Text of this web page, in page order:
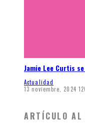
Jamie Lee Curtis
Actualidad
13 noviembre, 2024
ARTÍCULO AL